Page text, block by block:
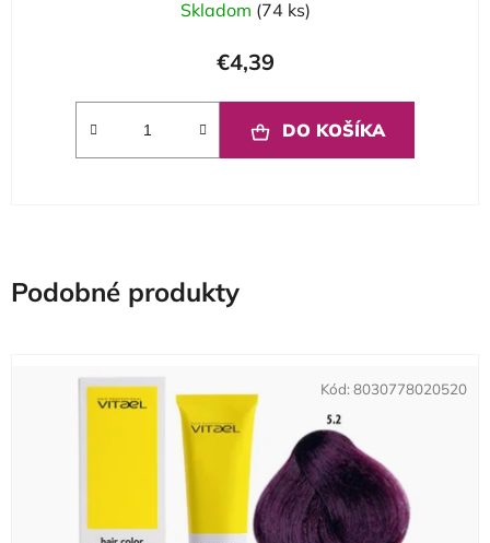
Skladom (74 ks)
€4,39
DO KOŠÍKA
Podobné produkty
Kód: 8030778020520